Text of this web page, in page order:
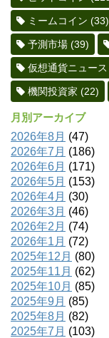
ミームコイン (33)
予測市場 (39)
仮想通貨ニュース
機関投資家 (22)
月別アーカイブ
2026年8月 (47)
2026年7月 (186)
2026年6月 (171)
2026年5月 (153)
2026年4月 (30)
2026年3月 (46)
2026年2月 (74)
2026年1月 (72)
2025年12月 (80)
2025年11月 (62)
2025年10月 (85)
2025年9月 (85)
2025年8月 (82)
2025年7月 (103)